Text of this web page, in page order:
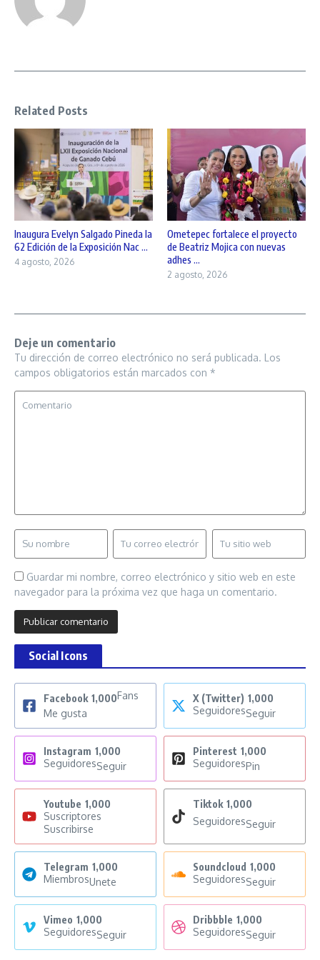
Related Posts
Inaugura Evelyn Salgado Pineda la
62 Edición de la Exposición Nac ...
4 agosto, 2026
Ometepec fortalece el proyecto
de Beatriz Mojica con nuevas
adhes ...
2 agosto, 2026
Deje un comentario
Tu dirección de correo electrónico no será publicada. Los
campos obligatorios están marcados con *
Guardar mi nombre, correo electrónico y sitio web en este
navegador para la próxima vez que haga un comentario.
Social Icons
Facebook 1,000Fans
Me gusta
X (Twitter) 1,000
SeguidoresSeguir
Instagram 1,000
SeguidoresSeguir
Pinterest 1,000
SeguidoresPin
Youtube 1,000
Suscriptores
Suscribirse
Tiktok 1,000
SeguidoresSeguir
Telegram 1,000
MiembrosUnete
Soundcloud 1,000
SeguidoresSeguir
Vimeo 1,000
SeguidoresSeguir
Dribbble 1,000
SeguidoresSeguir